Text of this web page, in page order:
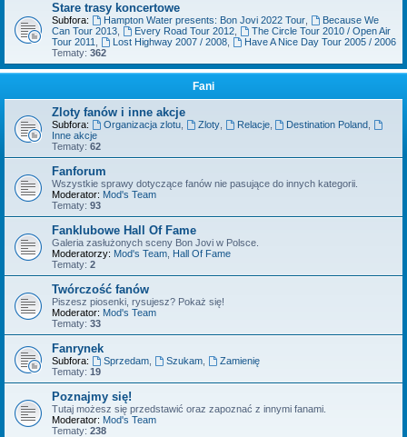
Stare trasy koncertowe
Subfora: Hampton Water presents: Bon Jovi 2022 Tour,
Because We
Can Tour 2013
Every Road Tour 2012,
The Circle Tour 2010 / Open Air
Tour 2011
Lost Highway 2007 / 2008,
Have A Nice Day Tour 2005 / 2006
Tematy: 362
Fani
Zloty fanów i inne akcje
Subfora: Organizacja zlotu, Zloty, Relacje, Destination Poland
Inne akcje
Tematy: 62
Fanforum
Wszystkie sprawy dotyczące fanów nie pasujące do innych kategorii.
Moderator: Mod's Team
Tematy: 93
Fanklubowe Hall Of Fame
Galeria zasłużonych sceny Bon Jovi w Polsce.
Moderatorzy: Mod's Team Hall Of Fame
Tematy: 2
Twórczość fanów
Piszesz piosenki, rysujesz? Pokaż się!
Moderator: Mod's Team
Tematy: 33
Fanrynek
Subfora: Sprzedam, Szukam,
Zamienię
Tematy: 19
Poznajmy się!
Tutaj możesz się przedstawić oraz zapoznać z innymi fanami.
Moderator: Mod's Team
Tematy: 238